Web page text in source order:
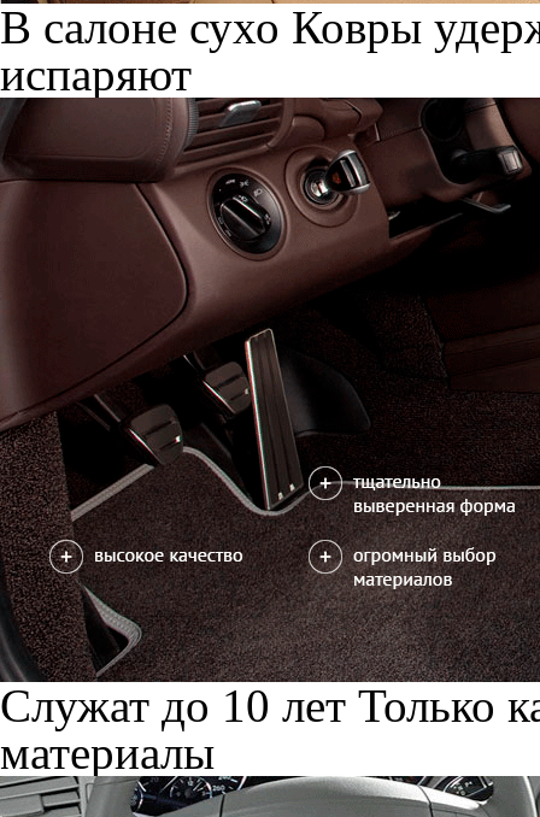
В салоне сухо Ковры
испаряют
Служат до 10 лет Только
материалы